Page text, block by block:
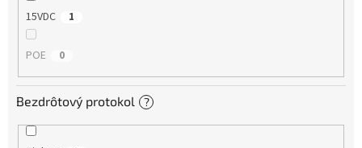
15VDC 1
POE 0
Bezdrôtový protokol ?